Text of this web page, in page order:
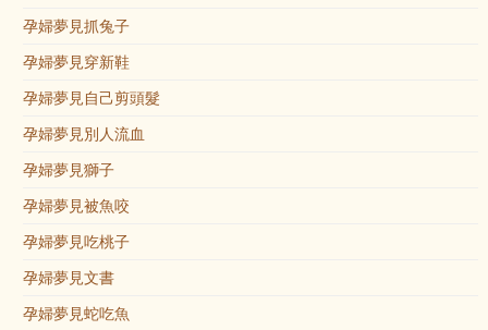
孕婦夢見抓兔子
孕婦夢見穿新鞋
孕婦夢見自己剪頭髮
孕婦夢見別人流血
孕婦夢見獅子
孕婦夢見被魚咬
孕婦夢見吃桃子
孕婦夢見文書
孕婦夢見蛇吃魚